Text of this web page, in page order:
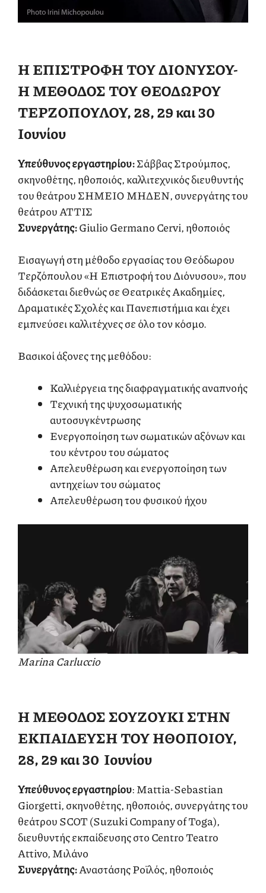
Η ΕΠΙΣΤΡΟΦΗ ΤΟΥ ΔΙΟΝΥΣΟΥ-
Η ΜΕΘΟΔΟΣ ΤΟΥ ΘΕΟΔΩΡΟΥ
ΤΕΡΖΟΠΟΥΛΟΥ, 28, 29 και 30
Ιουνίου
Υπεύθυνος εργαστηρίου:Σάββας Στρούμπος,
σκηνοθέτης, ηθοποιός, καλλιτεχνικός διευθυντής
του θεάτρου ΣΗΜΕΙΟ ΜΗΔΕΝ, συνεργάτης του
θεάτρου ΑΤΤΙΣ
Συνεργάτης:Giulio Germano Cervi, ηθοποιός
Εισαγωγή στη μέθοδο εργασίας του Θεόδωρου
Τερζόπουλου «Η Επιστροφή του Διόνυσου», που
διδάσκεται διεθνώς σε Θεατρικές Ακαδημίες,
Δραματικές Σχολές και Πανεπιστήμια και έχει
εμπνεύσει καλλιτέχνες σε όλο τον κόσμο.
Βασικοί άξονες της μεθόδου:
Καλλιέργεια της διαφραγματικής αναπνοής
Τεχνική της ψυχοσωματικής
αυτοσυγκέντρωσης
Ενεργοποίηση των σωματικών αξόνων και
του κέντρου του σώματος
Απελευθέρωση και ενεργοποίηση των
αντηχείων του σώματος
Απελευθέρωση του φυσικού ήχου
Marina Carluccio
Η ΜΕΘΟΔΟΣ ΣΟΥΖΟΥΚΙ ΣΤΗΝ
ΕΚΠΑΙΔΕΥΣΗ ΤΟΥ ΗΘΟΠΟΙΟΥ,
28, 29 και 30 Ιουνίου
Υπεύθυνος εργαστηρίου: Mattia-Sebastian
Giorgetti, σκηνοθέτης, ηθοποιός, συνεργάτης του
θεάτρου SCOT (Suzuki Company of Toga),
διευθυντής εκπαίδευσης στο Centro Teatro
Attivo, Μιλάνο
Συνεργάτης:Αναστάσης Ροϊλός, ηθοποιός